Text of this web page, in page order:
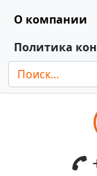
О компании
Политика